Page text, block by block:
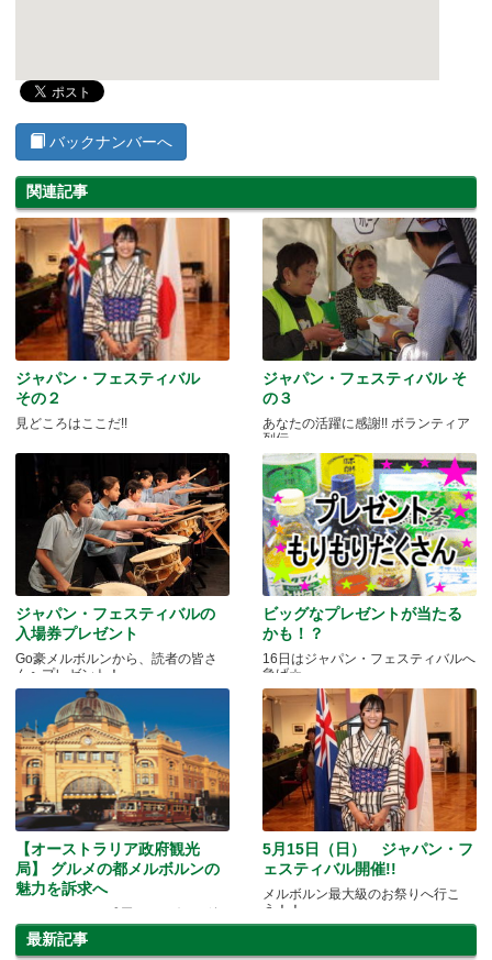
バックナンバーへ
関連記事
ジャパン・フェスティバル
その２
見どころはここだ!!
ジャパン・フェスティバル そ
の３
あなたの活躍に感謝!! ボランティア
列伝
ジャパン・フェスティバルの
入場券プレゼント
Go豪メルボルンから、読者の皆さ
んへプレゼント！
ビッグなプレゼントが当たる
かも！？
16日はジャパン・フェスティバルへ
急げ☆
【オーストラリア政府観光
局】 グルメの都メルボルンの
魅力を訴求へ
就航を歓迎
5月15日（日） ジャパン・フ
ェスティバル開催!!
メルボルン最大級のお祭りへ行こ
う！！
最新記事